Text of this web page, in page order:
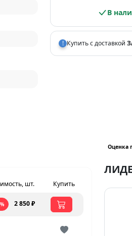
В
! Купить с доставкой
шт. Купить
2 850 ₽
Оценка